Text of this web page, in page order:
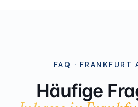
FAQ · FRANKFURT
Häufige